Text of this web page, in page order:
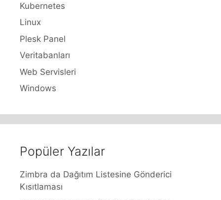
Kubernetes
Linux
Plesk Panel
Veritabanları
Web Servisleri
Windows
Popüler Yazılar
Zimbra da Dağıtım Listesine Gönderici
Kısıtlaması